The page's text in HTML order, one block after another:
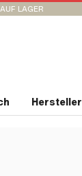
LAGER
Hersteller